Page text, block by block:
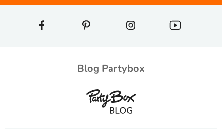
Blog Partybox